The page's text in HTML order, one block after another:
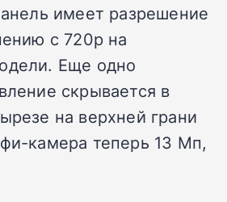
имеет разрешение
с 720p на
Еще одно
скрывается в
на верхней грани
камера теперь 13 Мп,